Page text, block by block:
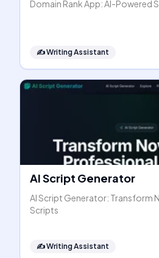
Domain Rank App: AI-Powered
✍️Writing Assistant
AI Script Generator
AI Script Generator: Transform
Scripts
✍️Writing Assistant